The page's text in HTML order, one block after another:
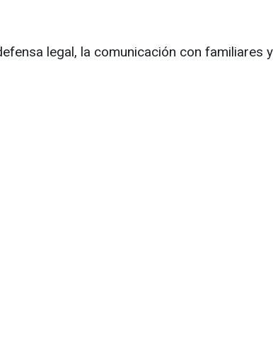
legal, la comunicación con familiares y